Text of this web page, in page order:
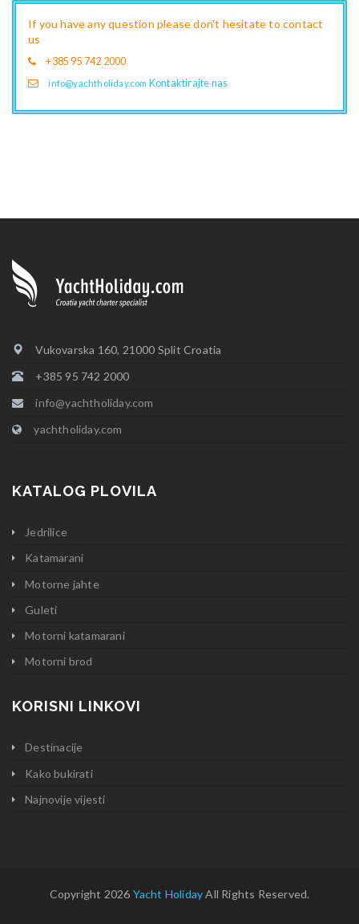
If you have any question please don't hesitate to contact
us
+385 95 742 2000
info@yachtholiday.com Kontaktirajte nas
Vukovarska 160, 21000 Split Croatia
+385 95 742 2000
info@yachtholiday.com
yachtholiday.com
KATALOG PLOVILA
Jedrilice
Katamarani
Motorne jahte
Guleti
Motorni katamarani
Motorni brod
KORISNI LINKOVI
Destinacije
Kako bukirati
Najnovije vijesti
Copyright 2026 Yacht HolidayAll Rights Reserved.